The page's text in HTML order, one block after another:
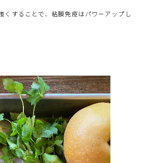
くすることで、粘膜免疫はパワーアップし